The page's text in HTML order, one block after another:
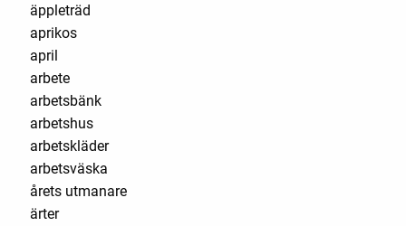
äppleträd
aprikos
april
arbete
arbetsbänk
arbetshus
arbetskläder
arbetsväska
årets utmanare
ärter